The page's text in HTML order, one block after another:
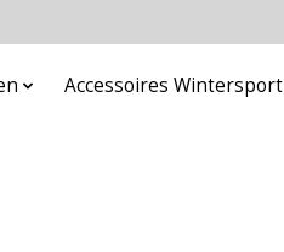
Accessoires Wintersport